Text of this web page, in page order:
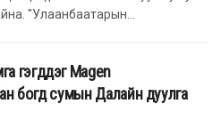
"Улаанбаатарын...
гэгддэг Magen
богд сумын Далайн дуулга